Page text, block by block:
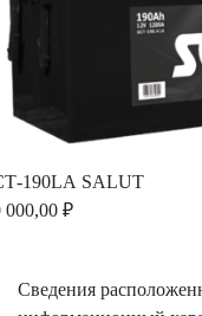
190LА SALUT
000,00 ₽
Сведения